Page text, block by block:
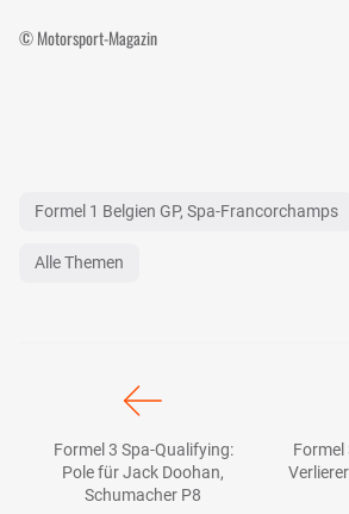
© Motorsport-Magazin
Formel 1 Belgien GP, Spa-Francorchamps
Alle Themen
Formel 3 Spa-Qualifying:
Pole für Jack Doohan,
Schumacher P8
Formel